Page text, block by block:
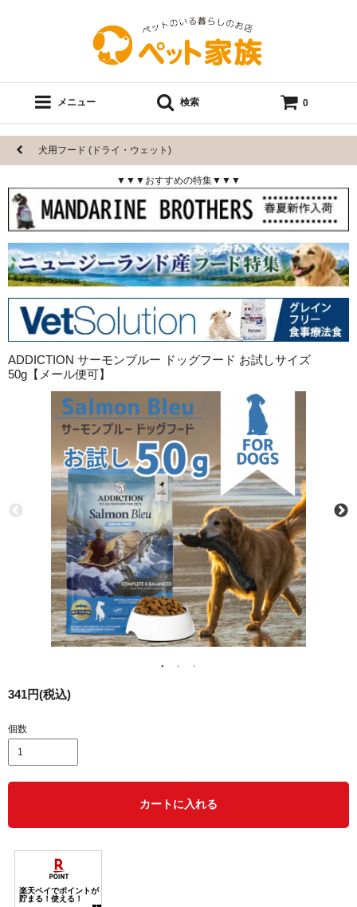
メニュー 検索 0
犬用フード (ドライ・ウェット)
▼▼▼おすすめの特集▼▼▼
ADDICTION サーモンブルー ドッグフード お試しサイズ
50g【メール便可】
341円(税込)
個数
カートに入れる